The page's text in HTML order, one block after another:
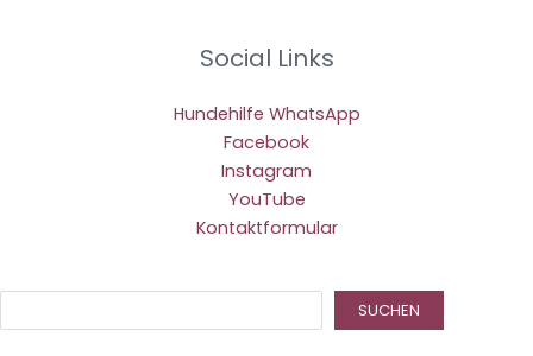
Social Links
Hundehilfe WhatsApp
Facebook
Instagram
YouTube
Kontaktformular
SUCHEN